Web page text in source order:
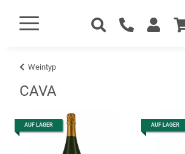
Weintyp
CAVA
AUF LAGER AUF LAGER